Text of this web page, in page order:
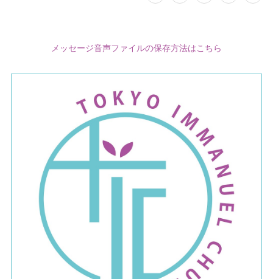
メッセージ音声ファイルの保存方法はこちら